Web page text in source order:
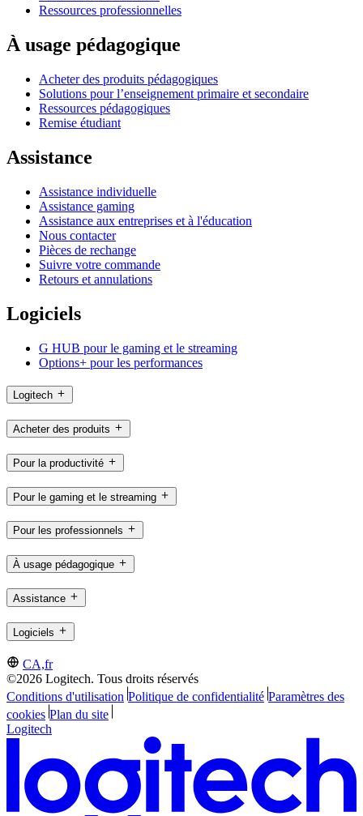
Ressources professionnelles
À usage pédagogique
Acheter des produits pédagogiques
Solutions pour l’enseignement primaire et secondaire
Ressources pédagogiques
Remise étudiant
Assistance
Assistance individuelle
Assistance gaming
Assistance aux entreprises et à l'éducation
Nous contacter
Pièces de rechange
Suivre votre commande
Retours et annulations
Logiciels
G HUB pour le gaming et le streaming
Options+ pour les performances
Logitech
Acheter des produits
Pour la productivité
Pour le gaming et le streaming
Pour les professionnels
À usage pédagogique
Assistance
Logiciels
CA,fr
©2026 Logitech. Tous droits réservés
Conditions d'utilisation Politique de confidentialité Paramètres des
cookies Plan du site
Logitech